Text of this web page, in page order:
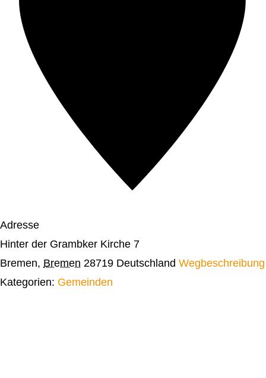
Adresse
Hinter der Grambker Kirche 7
Bremen, Bremen 28719 Deutschland Wegbeschreibung
Kategorien: Gemeinden